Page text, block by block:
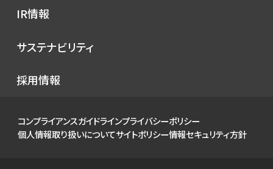
シノプスのこだわり
プレスリリース
イベント
お知らせ
IR情報
IRニュース
財務ハイライト
IRライブラリ
サステナビリティ
環境
ガバナンス
採用情報
コンプライアンスガイドラインプライバシーポリシー
個人情報取り扱いについてサイトポリシー情報セキュリティ方針